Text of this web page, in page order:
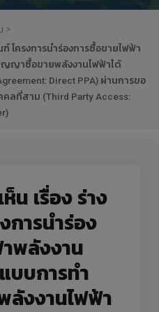
>
โครงการนำร่องการซื้อขายไฟฟ้า
ญญาซื้อขายพลังงานไฟฟ้าได้
Direct PPA) ผ่านการขอ
คลที่สาม (Third Party Access:
น เรื่อง ร่าง
การนำร่อง
พลังงาน
บบการทำ
งงานไฟฟ้า